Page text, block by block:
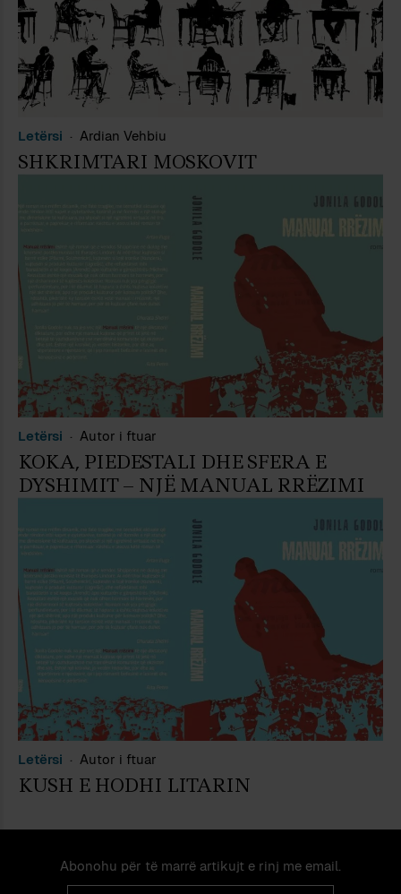
Letërsi Ardian Vehbiu
SHKRIMTARI MOSKOVIT
Letërsi Autor i ftuar
KOKA, PIEDESTALI DHE SFERA E
DYSHIMIT – NJË MANUAL RRËZIMI
Letërsi Autor i ftuar
KUSH E HODHI LITARIN
Abonohu për të marrë artikujt e rinj me email.
Email